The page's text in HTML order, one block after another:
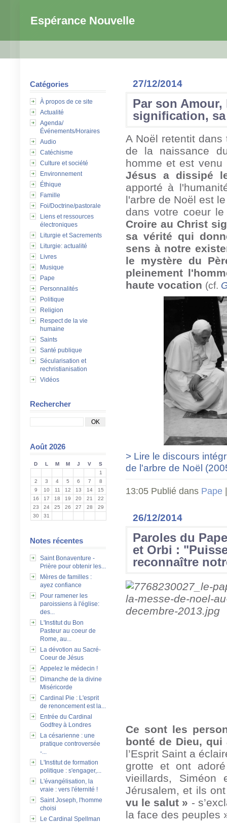
Espérance Nouvelle
Catégories
À propos de ce site
Actualité
Agenda/
Événements/Horaires
Audio
Catéchisme
Culture et société
Environnement
Éthique
Famille
Foi/Doctrine/pastorale
Liens et ressources
électroniques
Liturgie et Sacrements
Liturgie: actualité
Livres
Musique
Pape
Personnalités
Politique
Religion
Respect de la vie
humaine
Saints
Santé publique
Sécularisation et
rechristianisation
Vidéos
Rechercher
Août 2026
D L M M J V
S
1
2
3 4 5 6 7
8
9
10 11 12 13 14
15
16
17 18 19 20 21
22
23
24 25 26 27 28
29
30
31
Notes récentes
Saint Bonaventure -
Prière pour obtenir les...
Mères de familles :
ayez confiance
Pour ramener les
paroissiens à l'église:
des...
L'Institut du Bon
Pasteur au coeur de
Rome, au...
La dévotion au Sacré-
Coeur de Jésus
Appelez le médecin !
Dimanche de la divine
Miséricorde
Cardinal Pie : L'esprit
de renoncement est la...
Entrée du Cardinal
Godfrey à Londres
La césarienne : une
pratique controversée
-...
L'Institut de formation
politique : s'engager,...
L'évangélisation, la
vraie : vers l'éternité !
Saint Joseph, l'homme
choisi
Le Cardinal Spellman
27/12/2014
Par son
signification,
A Noël retentit
de la naissance
homme et est venu
Jésus a dissipé
apporté à
l'arbre de Noël est
dans votre coeur
Croire au Christ
sa vérité qui
sens à notre
le mystère du
pleinement
haute vocation (cf.
> Lire le discours
de l'arbre de Noël
13:05 Publié dans Pape
26/12/2014
Paroles du
et Orbi :
reconnaître
Ce sont les
bonté de Dieu,
l’Esprit Saint a
grotte et ont
vieillards,
Jérusalem, et ils
vu le salut » ‑
la face des peuples